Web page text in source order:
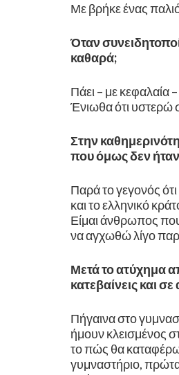
Με βρήκε ένας
Όταν
καθαρά;
Πάει – με κεφαλαία
Ένιωθα ότι
Στην
που όμως δεν
Παρά το γεγονός
και το ελληνικό
Είμαι άνθρωπος
να αγχωθώ λίγο
Μετά το ατύχημα
κατεβαίνεις και
Πήγαινα στο
ήμουν κλεισμένος
το πώς θα
γυμναστήριο, πρώτα